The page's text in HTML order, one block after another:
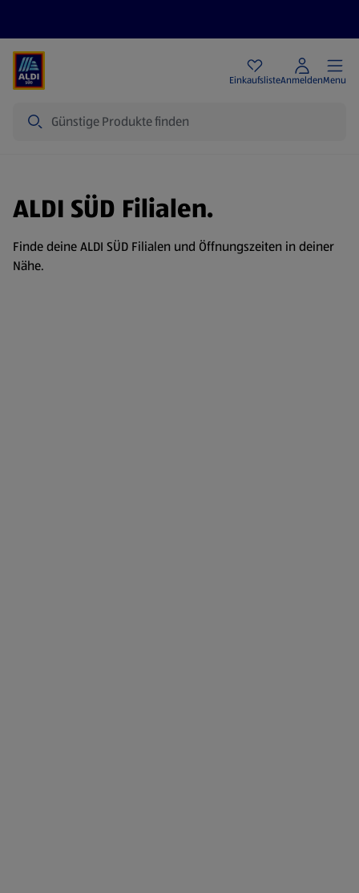
EinkaufslisteAnmeldenMenu
ALDI SÜD Filialen.
Finde deine ALDI SÜD Filialen und Öffnungszeiten in deiner
Nähe.